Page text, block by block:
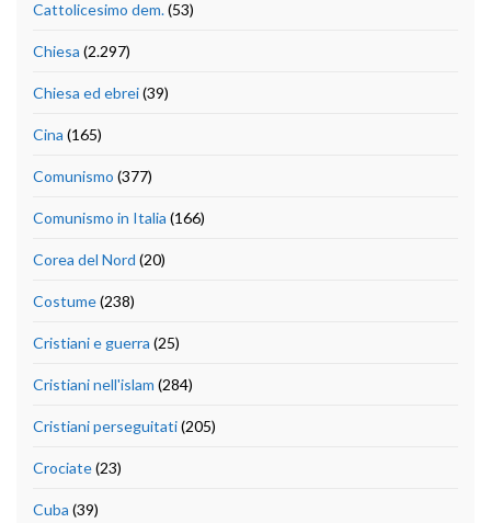
Cattolicesimo dem.(53)
Chiesa (2.297)
Chiesa ed ebrei(39)
Cina (165)
Comunismo (377)
Comunismo in Italia (166)
Corea del Nord (20)
Costume(238)
Cristiani e guerra (25)
Cristiani nell'islam (284)
Cristiani perseguitati(205)
Crociate(23)
Cuba (39)